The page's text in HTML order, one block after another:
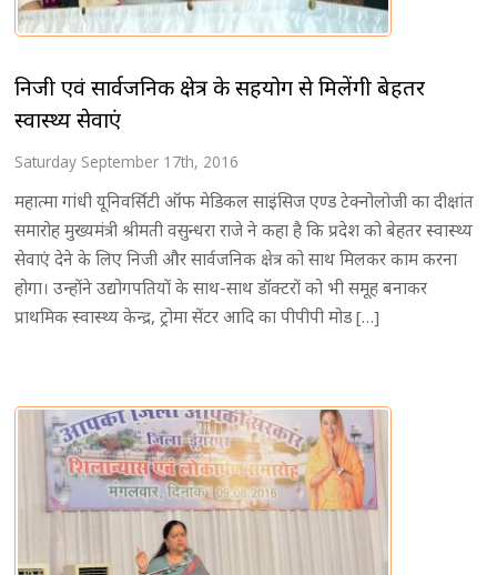
निजी एवं सार्वजनिक क्षेत्र के सहयोग से मिलेंगी बेहतर
स्वास्थ्य सेवाएं
Saturday September 17th, 2016
महात्मा गांधी यूनिवर्सिटी ऑफ मेडिकल साइंसिज एण्ड टेक्नोलोजी का दीक्षांत
समारोह मुख्यमंत्री श्रीमती वसुन्धरा राजे ने कहा है कि प्रदेश को बेहतर स्वास्थ्य
सेवाएं देने के लिए निजी और सार्वजनिक क्षेत्र को साथ मिलकर काम करना
होगा। उन्होंने उद्योगपतियों के साथ-साथ डॉक्टरों को भी समूह बनाकर
प्राथमिक स्वास्थ्य केन्द्र, ट्रोमा सेंटर आदि का पीपीपी मोड […]